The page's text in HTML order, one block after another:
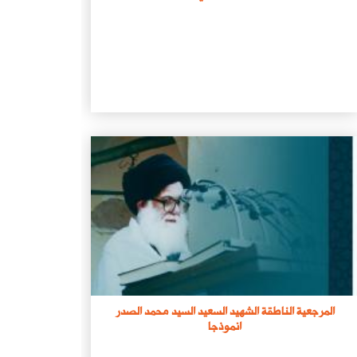
المرجعية الناطقة الشهيد السعيد السيد محمد الصدر
انموذجا